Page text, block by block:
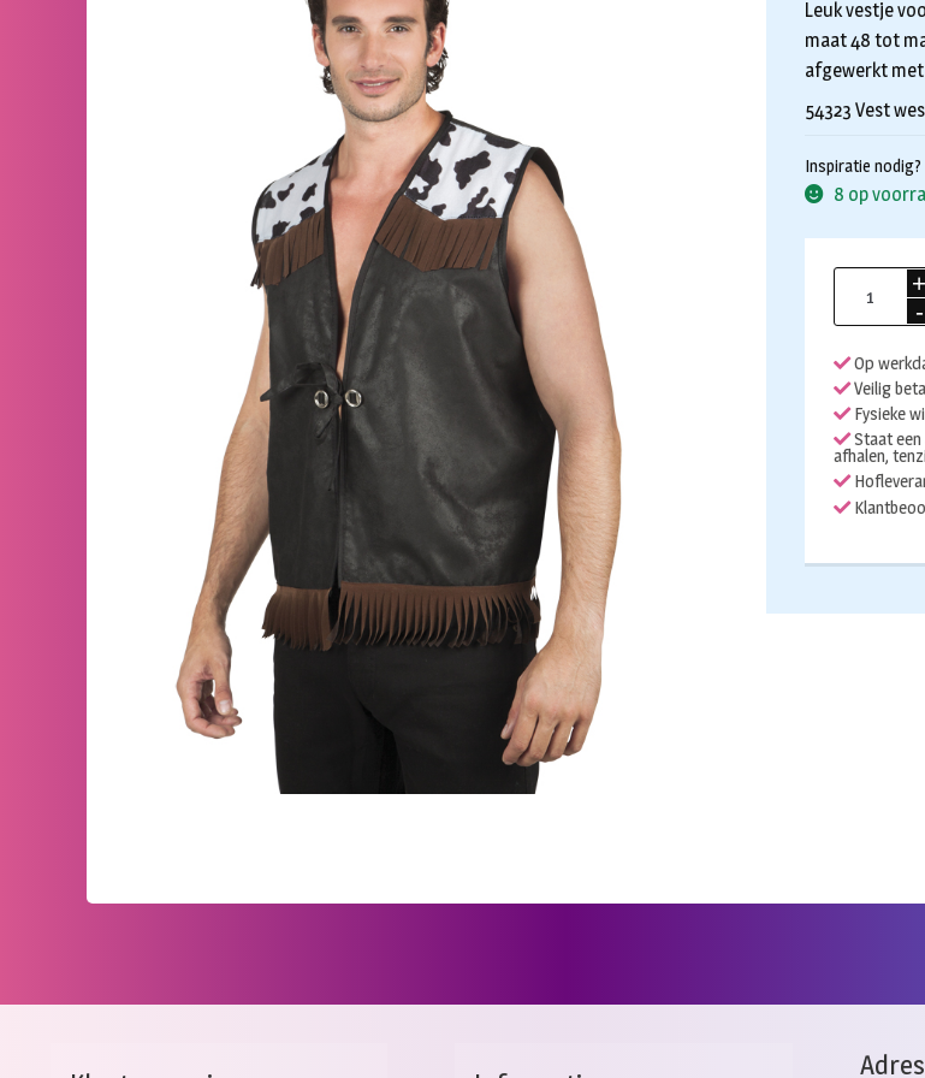
Leuk vestje
maat 48 tot
afgewerkt
54323 Vest
Inspiratie nodig?
8 op
heren
aantal
Op
Veilig
Fysieke
Staat een
afhalen,